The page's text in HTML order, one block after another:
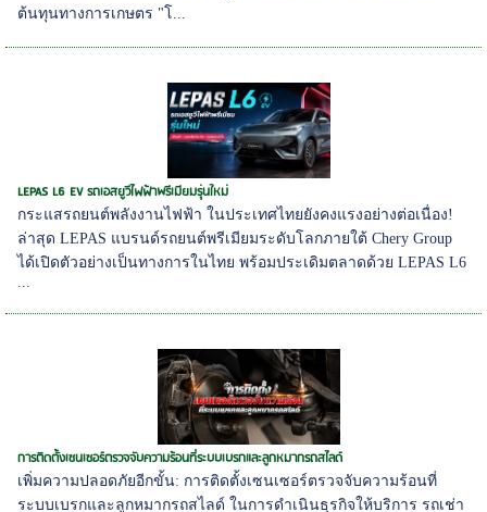
ต้นทุนทางการเกษตร "โ...
LEPAS L6 EV รถเอสยูวีไฟฟ้าพรีเมียมรุ่นใหม่
กระแสรถยนต์พลังงานไฟฟ้า ในประเทศไทยยังคงแรงอย่างต่อเนื่อง!
ล่าสุด LEPAS แบรนด์รถยนต์พรีเมียมระดับโลกภายใต้ Chery Group
ได้เปิดตัวอย่างเป็นทางการในไทย พร้อมประเดิมตลาดด้วย LEPAS L6
การติดตั้งเซนเซอร์ตรวจจับความร้อนที่ระบบเบรกและลูกหมากรถสไลด์
เพิ่มความปลอดภัยอีกขั้น: การติดตั้งเซนเซอร์ตรวจจับความร้อนที่
ระบบเบรกและลูกหมากรถสไลด์ ในการดำเนินธุรกิจให้บริการ รถเช่า